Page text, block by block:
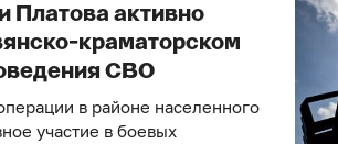
Платова активно
краматорском
СВО
в районе населенного
участие в боевых